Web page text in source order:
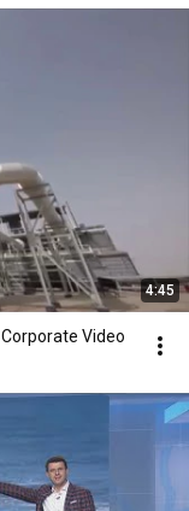
4:45
National Aquaculture Group NAQUA Corporate Video